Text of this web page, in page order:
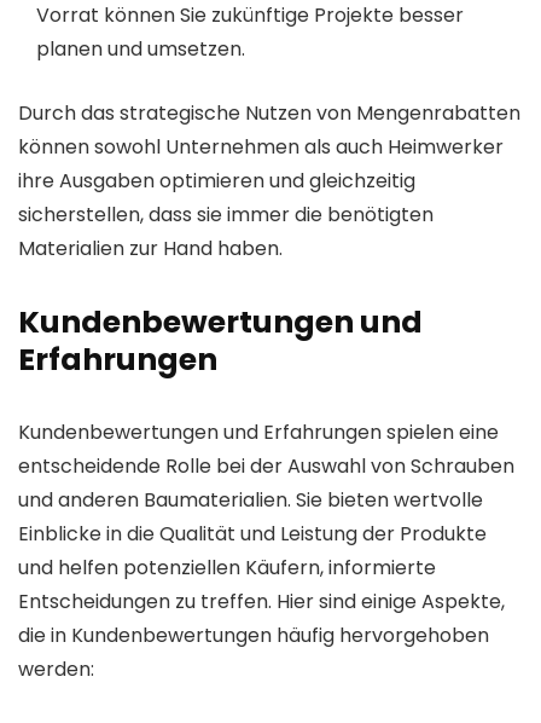
Vorrat können Sie zukünftige Projekte besser
planen und umsetzen.
Durch das strategische Nutzen von Mengenrabatten
können sowohl Unternehmen als auch Heimwerker
ihre Ausgaben optimieren und gleichzeitig
sicherstellen, dass sie immer die benötigten
Materialien zur Hand haben.
Kundenbewertungen und
Erfahrungen
Kundenbewertungen und Erfahrungen spielen eine
entscheidende Rolle bei der Auswahl von Schrauben
und anderen Baumaterialien. Sie bieten wertvolle
Einblicke in die Qualität und Leistung der Produkte
und helfen potenziellen Käufern, informierte
Entscheidungen zu treffen. Hier sind einige Aspekte,
die in Kundenbewertungen häufig hervorgehoben
werden: